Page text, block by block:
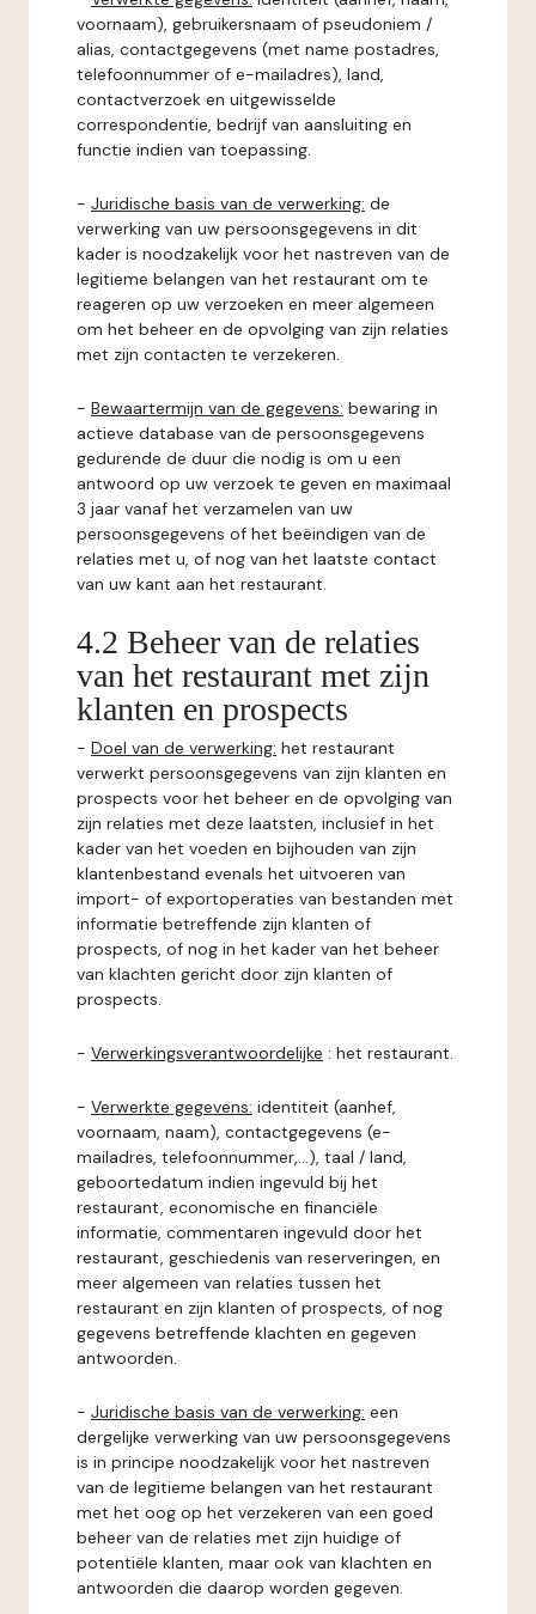
voornaam), gebruikersnaam of pseudoniem /
alias, contactgegevens (met name postadres,
telefoonnummer of e-mailadres), land,
contactverzoek en uitgewisselde
correspondentie, bedrijf van aansluiting en
functie indien van toepassing.
- Juridische basis van de verwerking: de
verwerking van uw persoonsgegevens in dit
kader is noodzakelijk voor het nastreven van de
legitieme belangen van het restaurant om te
reageren op uw verzoeken en meer algemeen
om het beheer en de opvolging van zijn relaties
met zijn contacten te verzekeren.
- Bewaartermijn van de gegevens: bewaring in
actieve database van de persoonsgegevens
gedurende de duur die nodig is om u een
antwoord op uw verzoek te geven en maximaal
3 jaar vanaf het verzamelen van uw
persoonsgegevens of het beëindigen van de
relaties met u, of nog van het laatste contact
van uw kant aan het restaurant.
4.2 Beheer van de relaties
van het restaurant met zijn
klanten en prospects
- Doel van de verwerking: het restaurant
verwerkt persoonsgegevens van zijn klanten en
prospects voor het beheer en de opvolging van
zijn relaties met deze laatsten, inclusief in het
kader van het voeden en bijhouden van zijn
klantenbestand evenals het uitvoeren van
import- of exportoperaties van bestanden met
informatie betreffende zijn klanten of
prospects, of nog in het kader van het beheer
van klachten gericht door zijn klanten of
prospects.
- Verwerkingsverantwoordelijke : het restaurant.
- Verwerkte gegevens: identiteit (aanhef,
voornaam, naam), contactgegevens (e-
mailadres, telefoonnummer,...), taal / land,
geboortedatum indien ingevuld bij het
restaurant, economische en financiële
informatie, commentaren ingevuld door het
restaurant, geschiedenis van reserveringen, en
meer algemeen van relaties tussen het
restaurant en zijn klanten of prospects, of nog
gegevens betreffende klachten en gegeven
antwoorden.
- Juridische basis van de verwerking: een
dergelijke verwerking van uw persoonsgegevens
is in principe noodzakelijk voor het nastreven
van de legitieme belangen van het restaurant
met het oog op het verzekeren van een goed
beheer van de relaties met zijn huidige of
potentiële klanten, maar ook van klachten en
antwoorden die daarop worden gegeven.